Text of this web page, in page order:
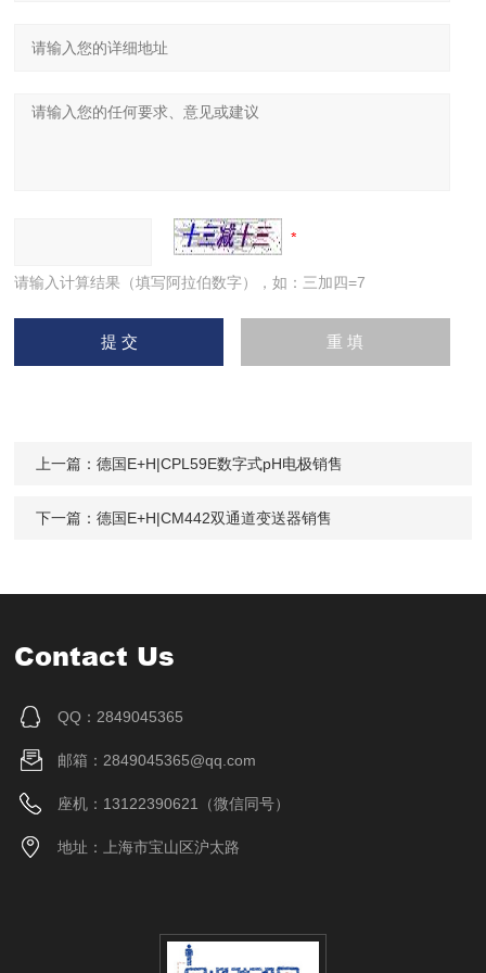
请输入计算结果（填写阿拉伯数字），如：三加四=7
上一篇：德国E+H|CPL59E数字式pH电极销售
下一篇：德国E+H|CM442双通道变送器销售
Contact Us
QQ：2849045365
邮箱：2849045365@qq.com
座机：13122390621（微信同号）
地址：上海市宝山区沪太路